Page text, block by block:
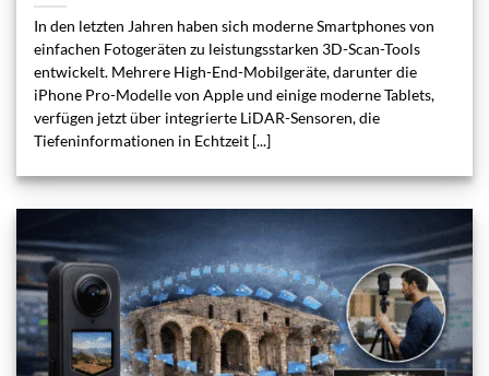
In den letzten Jahren haben sich moderne Smartphones von
einfachen Fotogeräten zu leistungsstarken 3D-Scan-Tools
entwickelt. Mehrere High-End-Mobilgeräte, darunter die
iPhone Pro-Modelle von Apple und einige moderne Tablets,
verfügen jetzt über integrierte LiDAR-Sensoren, die
Tiefeninformationen in Echtzeit [...]